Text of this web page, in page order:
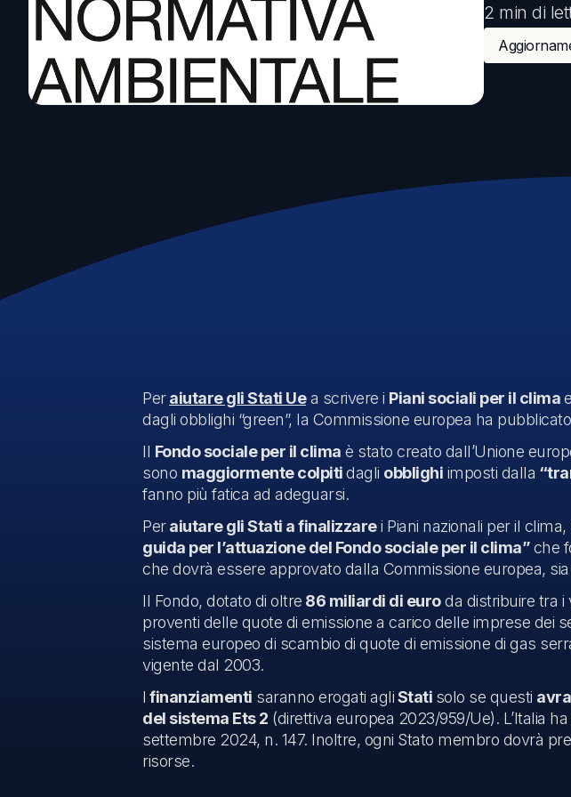
Emissioni e impatto
Life Cycle Assessment (LCA)
Misurazione Carbon Footprint
Valutazione Rischi Climatici (TCFD)
Comunicazione
Eventi sostenibili
2 min di
Per aiutare gli Stati Uea scrivere i Piani sociali per il clima
dagli obblighi “green”, la Commissione europea ha
Il Fondo sociale per il clima è stato creato dall’Unione
sono maggiormente colpitidagli obblighi imposti dalla
fanno più fatica ad adeguarsi.
Peraiutare gli Stati a finalizzarei Piani nazionali per il
guida per l’attuazione del Fondo sociale per il clima”che
che dovrà essere approvato dalla Commissione europea,
Il Fondo, dotato di oltre 86 miliardi di euroda distribuire tra i
proventi delle quote di emissione a carico delle imprese dei
sistema europeo di scambio di quote di emissione di gas
vigente dal 2003.
I finanziamenti saranno erogati agliStati solo se questi
del sistema Ets 2 (direttiva europea 2023/959/Ue). L’Italia
settembre 2024, n. 147. Inoltre, ogni Stato membro dovrà
risorse.